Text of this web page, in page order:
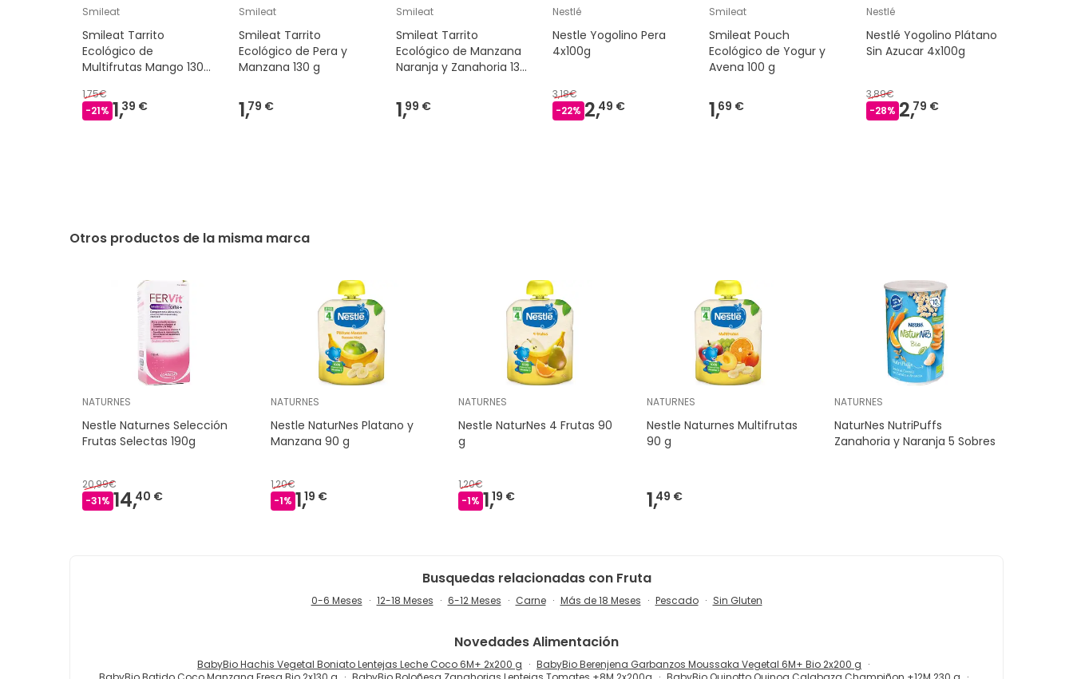
Smileat
Smileat Tarrito
Ecológico de
Multifrutas Mango 130
1,75€
-21% 1,39 €
Smileat
Smileat Tarrito
Ecológico de Pera y
Manzana 130 g
1,79 €
Smileat
Smileat Tarrito
Ecológico de Manzana
Naranja y Zanahoria 130
1,99 €
Nestlé
Nestle Yogolino Pera
4x100g
3,18€
-22% 2,49 €
Smileat
Smileat Pouch
Ecológico de Yogur y
Avena 100 g
1,69 €
Nestlé
Nestlé Yogolino Plátano
Sin Azucar 4x100g
3,89€
-28% 2,79 €
Otros productos de la misma marca
NATURNES
Nestle Naturnes Selección
Frutas Selectas 190g
20,99€
-31% 14,40 €
NATURNES
Nestle NaturNes Platano y
Manzana 90 g
1,20€
-1% 1,19 €
NATURNES
Nestle NaturNes 4 Frutas 90
g
1,20€
-1% 1,19 €
NATURNES
Nestle Naturnes Multifrutas
90 g
1,49 €
NATURNES
NaturNes NutriPuffs
Zanahoria y Naranja 5 Sobres
Busquedas relacionadas con Fruta
0-6 Meses 12-18 Meses 6-12 Meses Carne Más de 18 Meses Pescado Sin Gluten
NovedadesAlimentación
BabyBio Hachis Vegetal Boniato Lentejas Leche Coco 6M+ 2x200 g
BabyBio Berenjena Garbanzos Moussaka Vegetal 6M+ Bio 2x200 g